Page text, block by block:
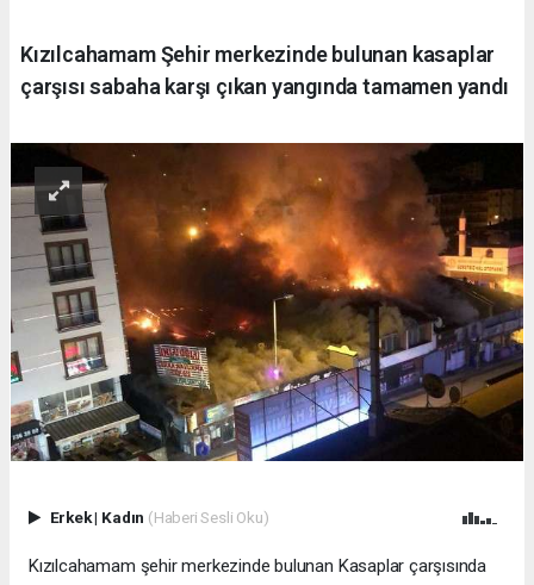
Kızılcahamam Şehir merkezinde bulunan kasaplar
çarşısı sabaha karşı çıkan yangında tamamen yandı
Erkek| Kadın (Haberi Sesli Oku)
Kızılcahamam şehir merkezinde bulunan Kasaplar çarşısında